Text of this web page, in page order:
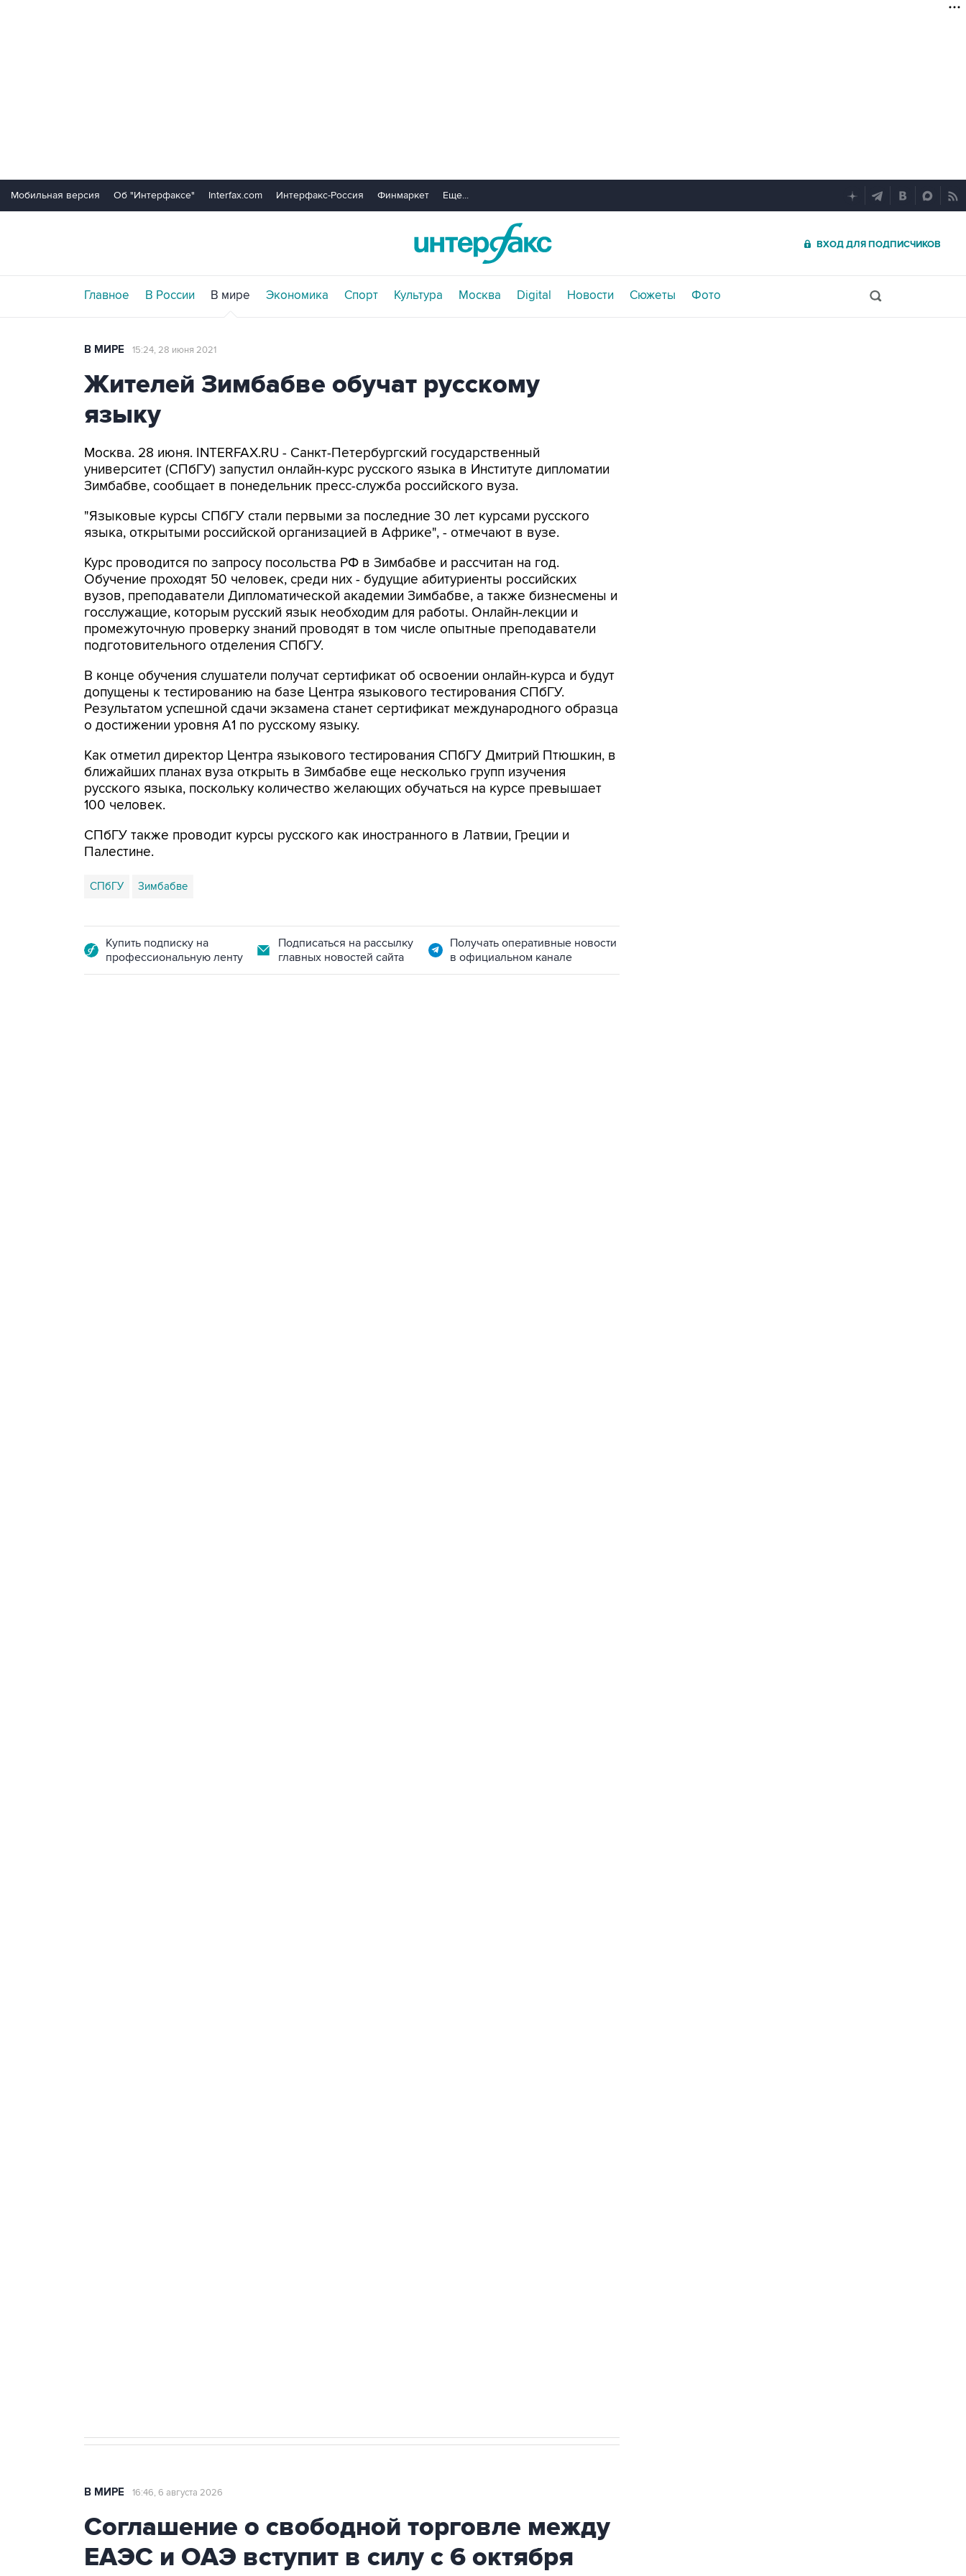
Мобильная версия Об "Интерфаксе" Interfax.com Интерфакс-Россия Финмаркет Еще...
ВХОД ДЛЯ ПОДПИСЧИКОВ
Главное В России В мире Экономика Спорт Культура Москва Digital Новости Сюжеты Фото
В МИРЕ 15:24, 28 июня 2021
Жителей Зимбабве обучат русскому
языку
Москва. 28 июня. INTERFAX.RU - Санкт-Петербургский государственный
университет (СПбГУ) запустил онлайн-курс русского языка в Институте дипломатии
Зимбабве, сообщает в понедельник пресс-служба российского вуза.
"Языковые курсы СПбГУ стали первыми за последние 30 лет курсами русского
языка, открытыми российской организацией в Африке", - отмечают в вузе.
Курс проводится по запросу посольства РФ в Зимбабве и рассчитан на год.
Обучение проходят 50 человек, среди них - будущие абитуриенты российских
вузов, преподаватели Дипломатической академии Зимбабве, а также бизнесмены и
госслужащие, которым русский язык необходим для работы. Онлайн-лекции и
промежуточную проверку знаний проводят в том числе опытные преподаватели
подготовительного отделения СПбГУ.
В конце обучения слушатели получат сертификат об освоении онлайн-курса и будут
допущены к тестированию на базе Центра языкового тестирования СПбГУ.
Результатом успешной сдачи экзамена станет сертификат международного образца
о достижении уровня А1 по русскому языку.
Как отметил директор Центра языкового тестирования СПбГУ Дмитрий Птюшкин, в
ближайших планах вуза открыть в Зимбабве еще несколько групп изучения
русского языка, поскольку количество желающих обучаться на курсе превышает
100 человек.
СПбГУ также проводит курсы русского как иностранного в Латвии, Греции и
Палестине.
СПбГУ Зимбабве
Купить подписку на
профессиональную ленту
Подписаться на рассылку
главных новостей сайта
Получать оперативные новости
в официальном канале
В МИРЕ 16:46, 6 августа 2026
Соглашение о свободной торговле между
ЕАЭС и ОАЭ вступит в силу с 6 октября